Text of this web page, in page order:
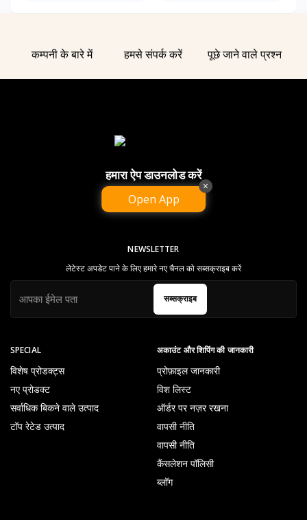
कम्पनी के बारे में हमसे संपर्क करें पूछे जाने वाले प्रश्न
हमारा ऐप डाउनलोड करें
SPECIAL
विशेष प्रोडक्ट्स
नए प्रोडक्ट
सर्वाधिक बिकने वाले उत्पाद
टॉप रेटेड उत्पाद
अकाउंट और शिपिंग की जानकारी
प्रोफ़ाइल जानकारी
विश लिस्ट
ऑर्डर पर नज़र रखना
वापसी नीति
वापसी नीति
कैंसलेशन पॉलिसी
ब्लॉग
NEWSLETTER
लेटेस्ट अपडेट पाने के लिए हमारे नए चैनल को सब्सक्राइब करें
सब्सक्राइब
Open App
×